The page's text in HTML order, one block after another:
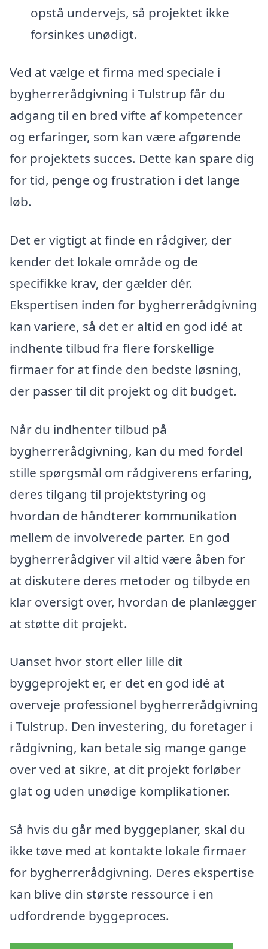
opstå undervejs, så projektet ikke
forsinkes unødigt.
Ved at vælge et firma med speciale i
bygherrerådgivning i Tulstrup får du
adgang til en bred vifte af kompetencer
og erfaringer, som kan være afgørende
for projektets succes. Dette kan spare dig
for tid, penge og frustration i det lange
løb.
Det er vigtigt at finde en rådgiver, der
kender det lokale område og de
specifikke krav, der gælder dér.
Ekspertisen inden for bygherrerådgivning
kan variere, så det er altid en god idé at
indhente tilbud fra flere forskellige
firmaer for at finde den bedste løsning,
der passer til dit projekt og dit budget.
Når du indhenter tilbud på
bygherrerådgivning, kan du med fordel
stille spørgsmål om rådgiverens erfaring,
deres tilgang til projektstyring og
hvordan de håndterer kommunikation
mellem de involverede parter. En god
bygherrerådgiver vil altid være åben for
at diskutere deres metoder og tilbyde en
klar oversigt over, hvordan de planlægger
at støtte dit projekt.
Uanset hvor stort eller lille dit
byggeprojekt er, er det en god idé at
overveje professionel bygherrerådgivning
i Tulstrup. Den investering, du foretager i
rådgivning, kan betale sig mange gange
over ved at sikre, at dit projekt forløber
glat og uden unødige komplikationer.
Så hvis du går med byggeplaner, skal du
ikke tøve med at kontakte lokale firmaer
for bygherrerådgivning. Deres ekspertise
kan blive din største ressource i en
udfordrende byggeproces.